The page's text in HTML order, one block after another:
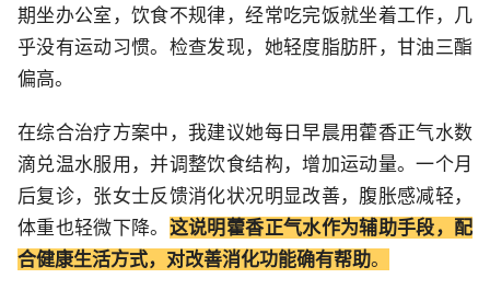
期坐办公室，饮食不规律，经常吃完饭就坐着工作，几
乎没有运动习惯。检查发现，她轻度脂肪肝，甘油三酯
偏高。
在综合治疗方案中，我建议她每日早晨用藿香正气水数
滴兑温水服用，并调整饮食结构，增加运动量。一个月
后复诊，张女士反馈消化状况明显改善，腹胀感减轻，
体重也轻微下降。 这说明藿香正气水作为辅助手段，配
合健康生活方式，对改善消化功能确有帮助。